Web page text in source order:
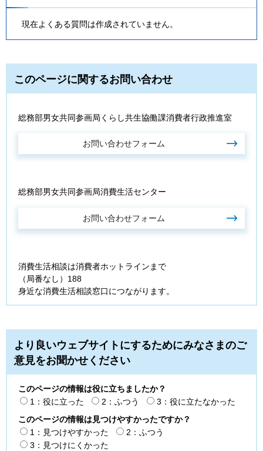
現在よくある質問は作成されていません。
このページに関するお問い合わせ
総務部男女共同参画局くらし共生協働課消費者行政推進室
総務部男女共同参画局消費生活センター
消費生活相談は消費者ホットラインまで
（局番なし）188
身近な消費生活相談窓口につながります。
より良いウェブサイトにするためにみなさまのご
意見をお聞かせください
このページの情報は役に立ちましたか？
1：役に立った
2：ふつう
3：役に立たなかった
このページの情報は見つけやすかったですか？
1：見つけやすかった
2：ふつう
3：見つけにくかった